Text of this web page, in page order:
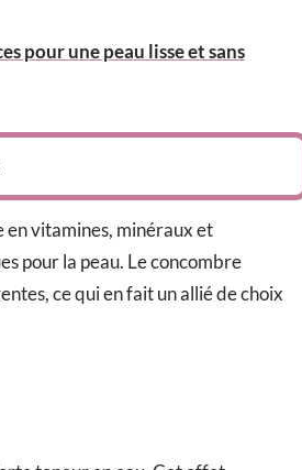
pour une peau lisse et sans
en vitamines, minéraux et
pour la peau. Le concombre
ce qui en fait un allié de choix